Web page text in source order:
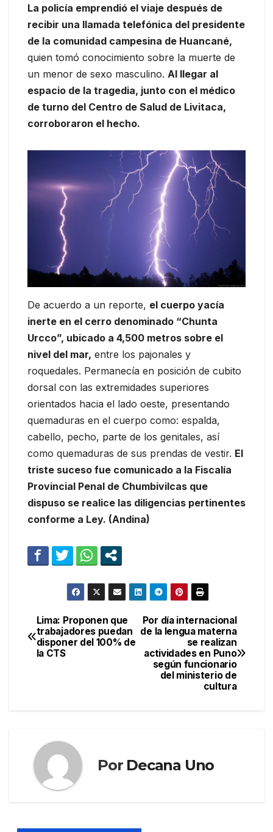
La policía emprendió el viaje después de
recibir una llamada telefónica del presidente
de la comunidad campesina de Huancané,
quien tomó conocimiento sobre la muerte de
un menor de sexo masculino. Al llegar al
espacio de la tragedia, junto con el médico
de turno del Centro de Salud de Livitaca,
corroboraron el hecho.
De acuerdo a un reporte, el cuerpo yacía
inerte en el cerro denominado “Chunta
Urcco”, ubicado a 4,500 metros sobre el
nivel del mar, entre los pajonales y
roquedales. Permanecía en posición de cubito
dorsal con las extremidades superiores
orientados hacia el lado oeste, presentando
quemaduras en el cuerpo como: espalda,
cabello, pecho, parte de los genitales, así
como quemaduras de sus prendas de vestir. El
triste suceso fue comunicado a la Fiscalía
Provincial Penal de Chumbivilcas que
dispuso se realice las diligencias pertinentes
conforme a Ley. (Andina)
Navegación
de
Por día internacional
de la lengua materna
se realizan
actividades en Puno
según funcionario
del ministerio de
cultura
Lima: Proponen que
trabajadores puedan
disponer del 100% de
la CTS
Por Decana Uno